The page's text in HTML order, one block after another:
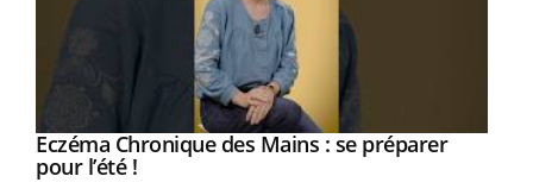
Youtube
Eczéma Chronique des Mains : se préparer
pour l’été !Youtube